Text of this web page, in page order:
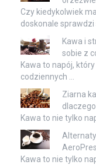
Czy kiedykolwiek
doskonale sprawdzi
Kawa i
sobie z
Kawa to napój,
codziennych …
Ziarna
Kawa to nie tylko
Kawa to nie tylko